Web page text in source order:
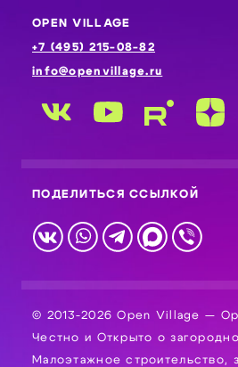
OPEN VILLAGE
+7 (495) 215-08-82
info@openvillage.ru
ПОДЕЛИТЬСЯ ССЫЛКОЙ
© 2013-2026 Open Village —
Честно и Открыто о
Малоэтажное строительство,